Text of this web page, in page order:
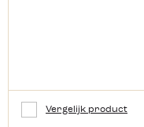
Vergelijk product